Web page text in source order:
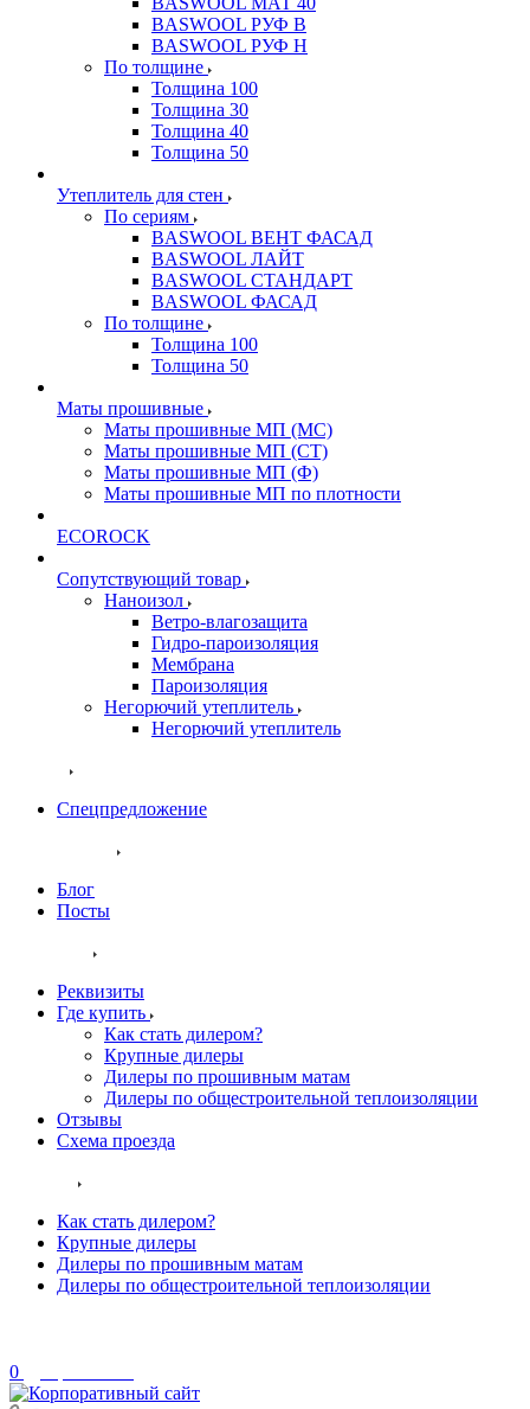
BASWOOL РУФ В
BASWOOL РУФ Н
По толщине
Толщина 100
Толщина 30
Толщина 40
Толщина 50
Утеплитель для стен
По сериям
BASWOOL ВЕНТ ФАСАД
BASWOOL ЛАЙТ
BASWOOL СТАНДАРТ
BASWOOL ФАСАД
По толщине
Толщина 100
Толщина 50
Маты прошивные
Маты прошивные МП (МС)
Маты прошивные МП (СТ)
Маты прошивные МП (Ф)
Маты прошивные МП по плотности
ECOROCK
Сопутствующий товар
Наноизол
Ветро-влагозащита
Гидро-пароизоляция
Мембрана
Пароизоляция
Негорючий утеплитель
Негорючий утеплитель
Спецпредложение
Блог
Посты
Реквизиты
Где купить
Как стать дилером?
Крупные дилеры
Дилеры по прошивным матам
Дилеры по общестроительной теплоизоляции
Отзывы
Схема проезда
Как стать дилером?
Крупные дилеры
Дилеры по прошивным матам
Дилеры по общестроительной теплоизоляции
0